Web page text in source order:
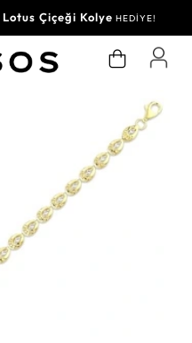
Lotus Çiçeği Kolye HEDİYE!